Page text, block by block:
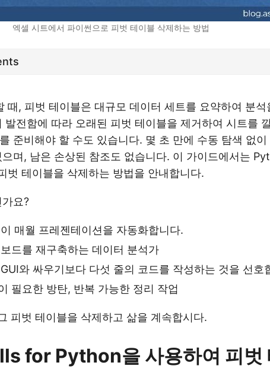
엑셀 시트에서 파이썬으로 피벗 테이블 삭제하는 방법
때, 피벗 테이블은 대규모 데이터 세트를 요약하여 분석
발전함에 따라 오래된 피벗 테이블을 제거하여 시트를
준비해야 할 수도 있습니다. 몇 초 만에 수동 탐색 없이
며, 남은 손상된 참조도 없습니다. 이 가이드에서는
벗 테이블을 삭제하는 방법을 안내합니다.
요?
매월 프레젠테이션을 자동화합니다.
드를 재구축하는 데이터 분석가
와 싸우기보다 다섯 줄의 코드를 작성하는 것을 선호
필요한 방탄, 반복 가능한 정리 작업
피벗 테이블을 삭제하고 삶을 계속합시다.
for Python을 사용하여 피벗